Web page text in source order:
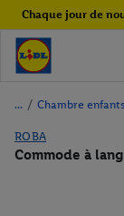
Chaque jour de
/ Chambre
ROBA
Commode à